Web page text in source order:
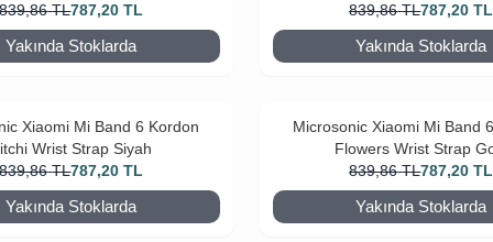
839,86 TL787,20 TL
Yakında Stoklarda
839,86 TL787,20 TL
Yakında Stoklarda
Xiaomi Mi Band 6 Kordon
Wrist Strap Siyah
839,86 TL787,20 TL
Yakında Stoklarda
Microsonic Xiaomi Mi Band
Flowers Wrist Strap
839,86 TL787,20 TL
Yakında Stoklarda